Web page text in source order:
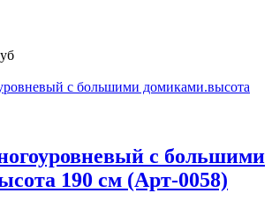
с большими
190 см (Арт-0058)